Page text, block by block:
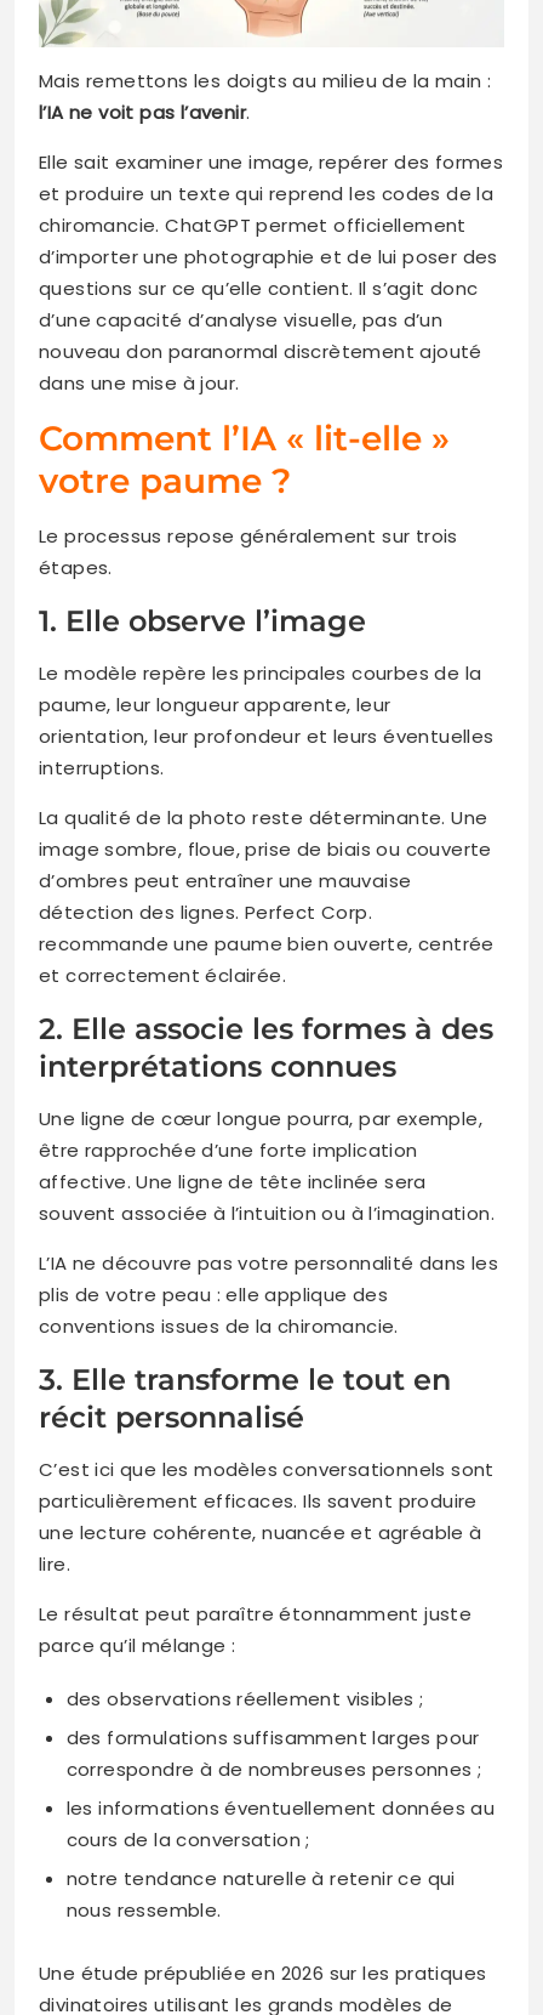
Mais remettons les doigts au milieu de la main :
l’IA ne voit pas l’avenir.
Elle sait examiner une image, repérer des formes
et produire un texte qui reprend les codes de la
chiromancie. ChatGPT permet officiellement
d’importer une photographie et de lui poser des
questions sur ce qu’elle contient. Il s’agit donc
d’une capacité d’analyse visuelle, pas d’un
nouveau don paranormal discrètement ajouté
dans une mise à jour.
Comment l’IA « lit-elle »
votre paume ?
Le processus repose généralement sur trois
étapes.
1. Elle observe l’image
Le modèle repère les principales courbes de la
paume, leur longueur apparente, leur
orientation, leur profondeur et leurs éventuelles
interruptions.
La qualité de la photo reste déterminante. Une
image sombre, floue, prise de biais ou couverte
d’ombres peut entraîner une mauvaise
détection des lignes. Perfect Corp.
recommande une paume bien ouverte, centrée
et correctement éclairée.
2. Elle associe les formes à des
interprétations connues
Une ligne de cœur longue pourra, par exemple,
être rapprochée d’une forte implication
affective. Une ligne de tête inclinée sera
souvent associée à l’intuition ou à l’imagination.
L’IA ne découvre pas votre personnalité dans les
plis de votre peau : elle applique des
conventions issues de la chiromancie.
3. Elle transforme le tout en
récit personnalisé
C’est ici que les modèles conversationnels sont
particulièrement efficaces. Ils savent produire
une lecture cohérente, nuancée et agréable à
lire.
Le résultat peut paraître étonnamment juste
parce qu’il mélange :
des observations réellement visibles ;
des formulations suffisamment larges pour
correspondre à de nombreuses personnes ;
les informations éventuellement données au
cours de la conversation ;
notre tendance naturelle à retenir ce qui
nous ressemble.
Une étude prépubliée en 2026 sur les pratiques
divinatoires utilisant les grands modèles de